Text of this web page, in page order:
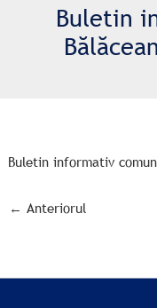
Buletin
Buletin informativ
← Anteriorul